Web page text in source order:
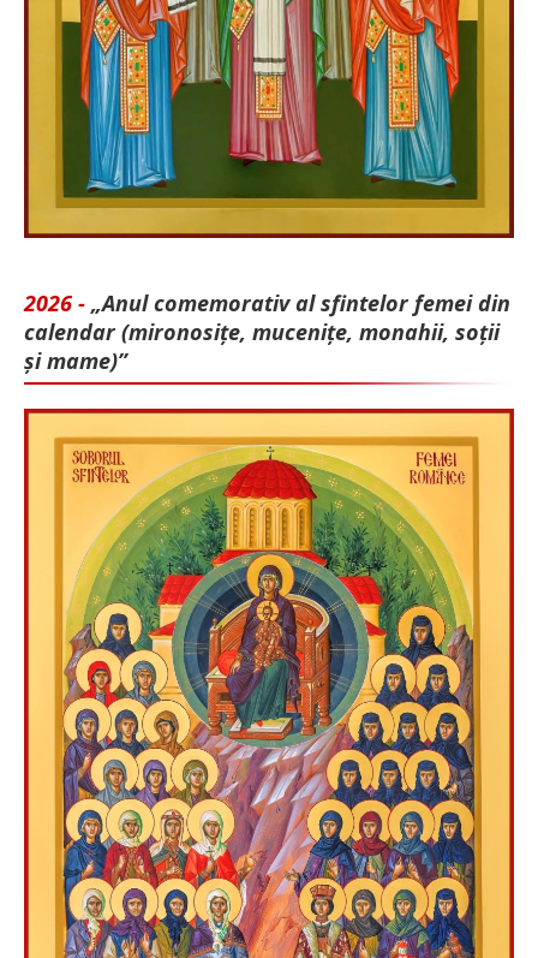
2026 - „Anul comemorativ al sfintelor femei din
calendar (mironosițe, mu­cenițe, monahii, soții
și mame)”